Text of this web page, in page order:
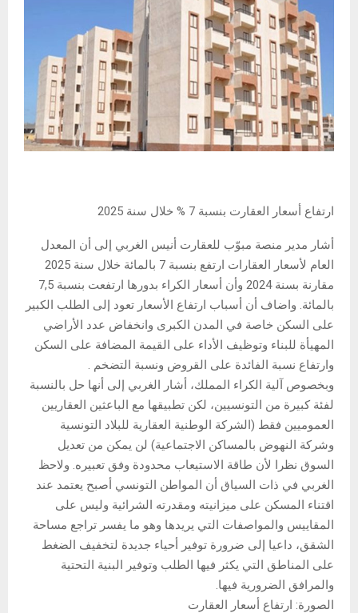
ارتفاع أسعار العقارت بنسبة 7 % خلال سنة 2025
أشار مدير منصة مبوّب للعقارت أنيس الغربي إلى أن المعدل
العام لأسعار العقارات ارتفع بنسبة 7 بالمائة خلال سنة 2025
مقارنة بسنة 2024 وأن أسعار الكراء بدورها ارتفعت بنسبة 7,5
بالمائة. واضاف أن أسباب ارتفاع الأسعار تعود إلى الطلب الكبير
على السكن خاصة في المدن الكبرى وانخفاض عدد الأراضي
المهيأة للبناء وتوظيف الأداء على القيمة المضافة على السكن
وارتفاع نسبة الفائدة على القروض ونسبة التضخم .
وبخصوص آلية الكراء المملك، أشار الغربي إلى أنها حل بالنسبة
لفئة كبيرة من التونسيين، لكن تطبيقها مع الباعثين العقاريين
العموميين فقط (الشركة الوطنية العقارية للبلاد التونسية
وشركة النهوض بالمساكن الاجتماعية) لن يمكن من تعديل
السوق نظرا لأن طاقة الاستيعاب محدودة وفق تعبيره. ولاحظ
الغربي في ذات السياق أن المواطن التونسي أصبح يعتمد عند
اقتناء المسكن على ميزانيته ومقدرته الشرائية وليس على
المقاييس والمواصفات التي يريدها وهو ما يفسر تراجع مساحة
الشقق، داعيا إلى ضرورة توفير أحياء جديدة لتخفيف الضغط
على المناطق التي يكثر فيها الطلب وتوفير البنية التحتية
والمرافق الضرورية فيها.
الصورة: ارتفاع أسعار العقارت